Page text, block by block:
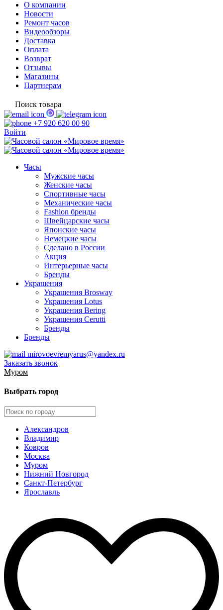
О компании
Новости
Ремонт часов
Видеообзоры
Доставка
Оплата
Возврат
Отзывы
Магазины
Партнерам
Поиск товара
+7 920 620 00 90
Войти
Часы
Мужские часы
Женские часы
Спортивные часы
Механические часы
Fashion бренды
Швейцарские часы
Японские часы
Немецкие часы
Сделано в России
Акция
Интерьерные часы
Бренды
Украшения
Украшения Brosway
Украшения Lotus
Украшения Bering
Украшения Cerutti
Бренды
Бренды
mirovoevremyarus@yandex.ru
Заказать звонок
Муром
Выбрать город
Александров
Владимир
Ковров
Москва
Муром
Нижний Новгород
Санкт-Петербург
Ярославль